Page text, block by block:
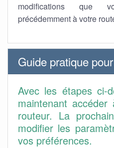
modifications que
précédemment à votre
Guide pratique
Avec les étapes ci-
maintenant
routeur. La
modifier les
vos préférences.